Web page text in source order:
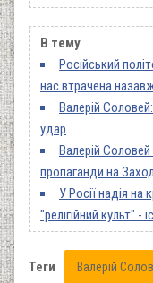
В тему
Російський
нас втрачена
Валерій
удар
Валерій Соловей
пропаганди на
У Росії надія на
"релігійний культ" -
Теги Валерій